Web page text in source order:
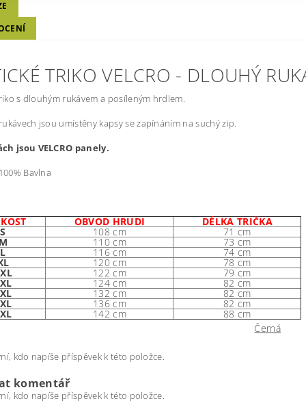
TRIKO VELCRO - DLOUHÝ
s dlouhým rukávem a posíleným hrdlem.
jsou umístěny kapsy se zapínáním na suchý zip.
jsou VELCRO panely.
Bavlna
OBVOD HRUDI DÉLKA TRIČKA
S 108 cm 71 cm
M 110 cm 73 cm
L 116 cm 74 cm
120 cm 78 cm
122 cm 79 cm
124 cm 82 cm
132 cm 82 cm
136 cm 82 cm
142 cm
88 cm
Černá
kdo napíše příspěvek k této položce.
komentář
kdo napíše příspěvek k této položce.